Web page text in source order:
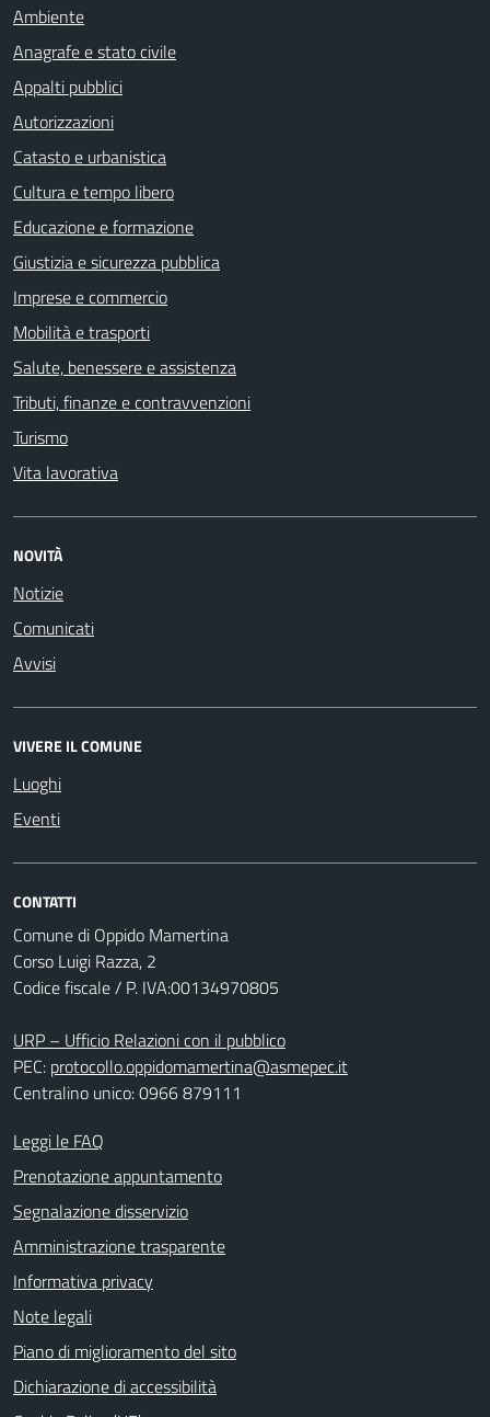
Ambiente
Anagrafe e stato civile
Appalti pubblici
Autorizzazioni
Catasto e urbanistica
Cultura e tempo libero
Educazione e formazione
Giustizia e sicurezza pubblica
Imprese e commercio
Mobilità e trasporti
Salute, benessere e assistenza
Tributi, finanze e contravvenzioni
Turismo
Vita lavorativa
NOVITÀ
Notizie
Comunicati
Avvisi
VIVERE IL COMUNE
Luoghi
Eventi
CONTATTI
Comune di Oppido Mamertina
Corso Luigi Razza, 2
Codice fiscale / P. IVA:00134970805
URP – Ufficio Relazioni con il pubblico
PEC: protocollo.oppidomamertina@asmepec.it
Centralino unico: 0966 879111
Leggi le FAQ
Prenotazione appuntamento
Segnalazione disservizio
Amministrazione trasparente
Informativa privacy
Note legali
Piano di miglioramento del sito
Dichiarazione di accessibilità